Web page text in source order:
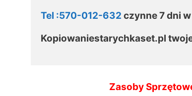
Tel :570-012-632 czynne 7 dni
Kopiowaniestarychkaset.pl
Zasoby